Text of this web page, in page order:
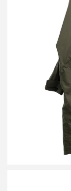
レインメーカー